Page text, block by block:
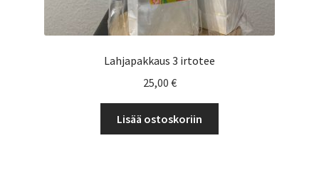
Lahjapakkaus 3 irtotee
25,00 €
Lisää ostoskoriin